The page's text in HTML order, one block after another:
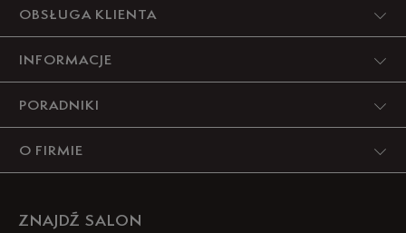
OBSŁUGA KLIENTA
INFORMACJE
PORADNIKI
O FIRMIE
ZNAJDŹ SALON